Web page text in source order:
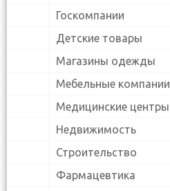
Госкомпании
Детские товары
Магазины одежды
Мебельные компании
Медицинские центры
Недвижимость
Строительство
Фармацевтика